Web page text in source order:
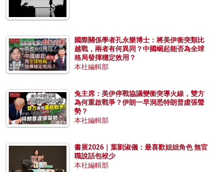
國際關係學者孔永樂博士：將美伊衝突類比
越戰，兩者有何異同？中國崛起能否為全球
格局發揮穩定效用？
本社編輯部
兔主席：美伊停戰協議變衝突導火線，雙方
為何重啟戰爭？伊朗一早洞悉特朗普虛張聲
勢？
本社編輯部
書展2026｜葉劉淑儀：最喜歡姐姐角色 無官
職說話包袱少
本社編輯部